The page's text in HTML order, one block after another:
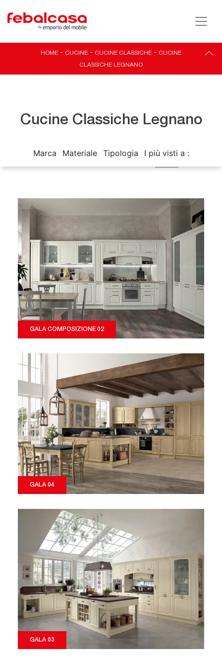
HOME - CUCINE - CUCINE CLASSICHE - CUCINE
CLASSICHE LEGNANO
Cucine Classiche Legnano
Marca Materiale Tipologia I più visti a :
GALA COMPOSIZIONE 02
GALA 04
GALA 03